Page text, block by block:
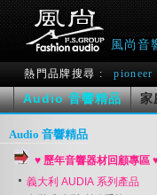
風尚音
熱門品牌搜尋 : pioneer
Audio 音響精品 家
Audio 音響精品
♥ 歷年音響器材回顧專區
義大利 AUDIA 系列產品